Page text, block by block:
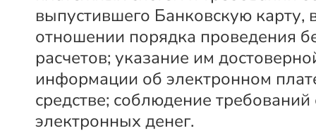
выпустившего Банковскую карту,
отношении порядка проведения
расчетов; указание им
информации об электронном
средстве; соблюдение
электронных денег.